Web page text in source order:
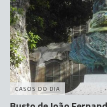
CASOS DO DIA